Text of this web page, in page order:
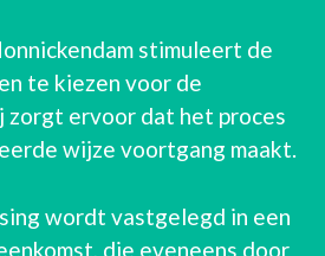
stimuleert de
te kiezen voor de
ervoor dat het proces
wijze voortgang maakt.
wordt vastgelegd in een
die eveneens door